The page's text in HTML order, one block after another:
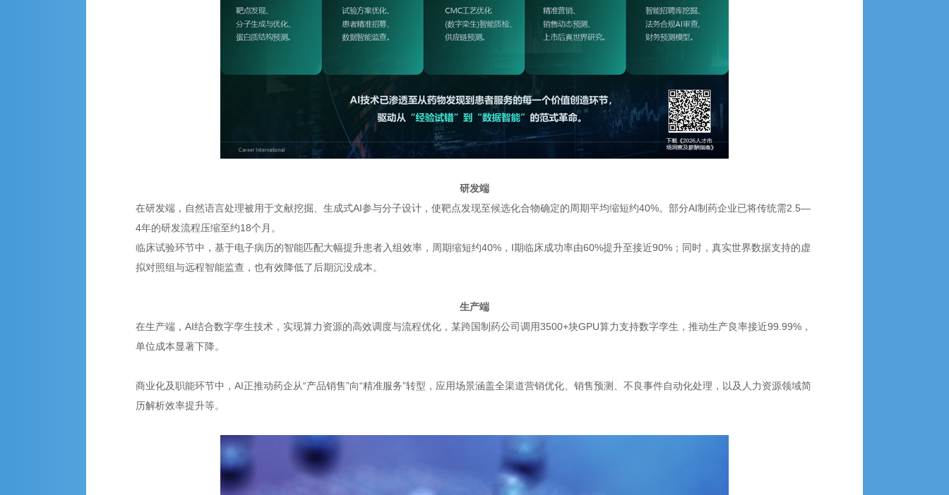
研发端
在研发端，自然语言处理被用于文献挖掘、生成式AI参与分子设计，使靶点发现至候选化合物确定的周期平均缩短约40%。部分AI制药企业已将传统需2.5—
4年的研发流程压缩至约18个月。
临床试验环节中，基于电子病历的智能匹配大幅提升患者入组效率，周期缩短约40%，I期临床成功率由60%提升至接近90%；同时，真实世界数据支持的虚
拟对照组与远程智能监查，也有效降低了后期沉没成本。
生产端
在生产端，AI结合数字孪生技术，实现算力资源的高效调度与流程优化，某跨国制药公司调用3500+块GPU算力支持数字孪生，推动生产良率接近99.99%，
单位成本显著下降。
商业化及职能环节中，AI正推动药企从“产品销售”向“精准服务”转型，应用场景涵盖全渠道营销优化、销售预测、不良事件自动化处理，以及人力资源领域简
历解析效率提升等。